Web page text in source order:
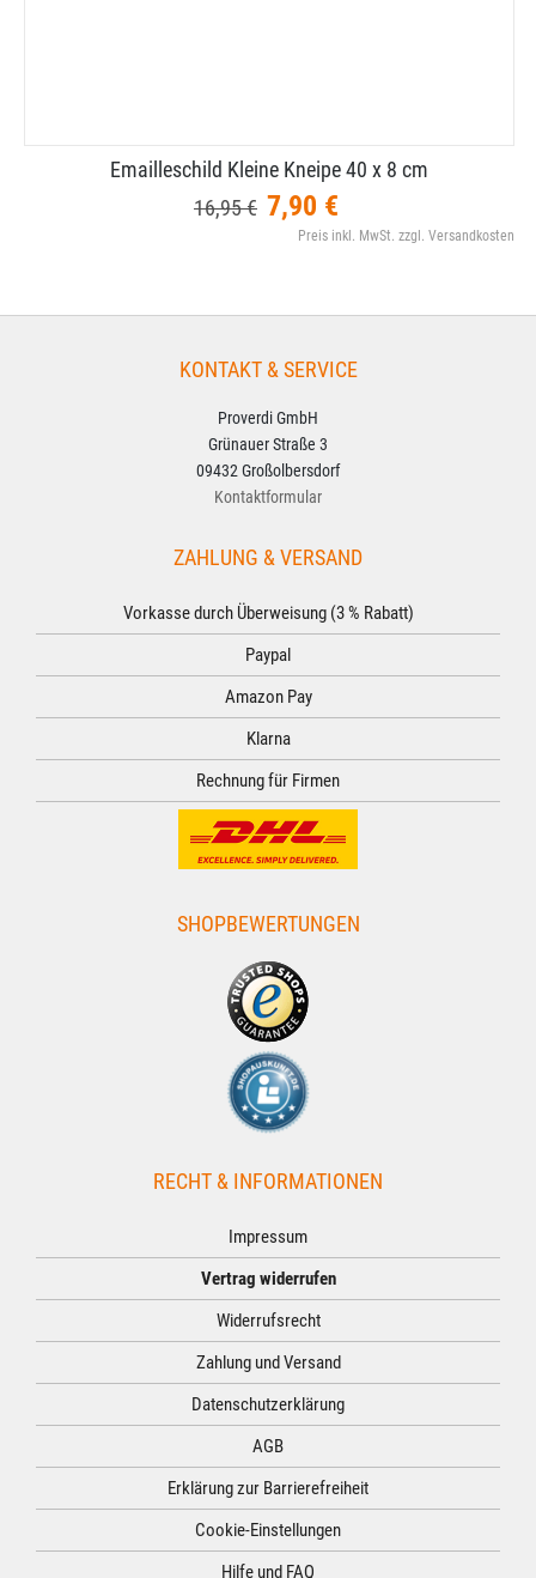
Emailleschild Kleine Kneipe 40 x 8 cm
16,95 € 7,90 €
Preis inkl. MwSt. zzgl. Versandkosten
KONTAKT & SERVICE
Proverdi GmbH
Grünauer Straße 3
09432 Großolbersdorf
Kontaktformular
ZAHLUNG & VERSAND
Vorkasse durch Überweisung (3 % Rabatt)
Paypal
Amazon Pay
Klarna
Rechnung für Firmen
SHOPBEWERTUNGEN
RECHT & INFORMATIONEN
Impressum
Vertrag widerrufen
Widerrufsrecht
Zahlung und Versand
Datenschutzerklärung
AGB
Erklärung zur Barrierefreiheit
Cookie-Einstellungen
Hilfe und FAQ